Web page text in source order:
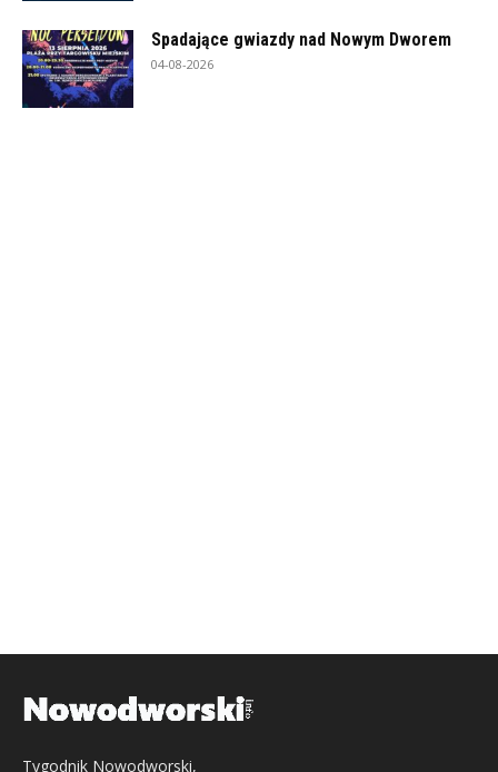
Spadające gwiazdy nad Nowym Dworem
04-08-2026
Tygodnik Nowodworski,